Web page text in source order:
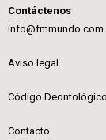
Contáctenos
info@fmmundo.com
Aviso legal
Código Deontológico
Contacto